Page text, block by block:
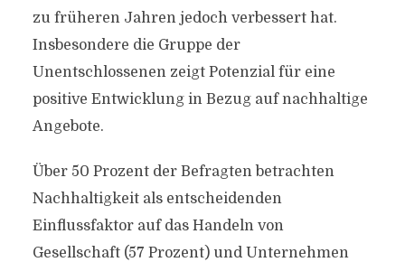
zu früheren Jahren jedoch verbessert hat.
Insbesondere die Gruppe der
Unentschlossenen zeigt Potenzial für eine
positive Entwicklung in Bezug auf nachhaltige
Angebote.
Über 50 Prozent der Befragten betrachten
Nachhaltigkeit als entscheidenden
Einflussfaktor auf das Handeln von
Gesellschaft (57 Prozent) und Unternehmen